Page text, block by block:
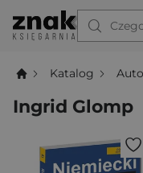
Katalog
Ingrid Glomp